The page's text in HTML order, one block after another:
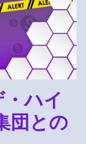
ハイ
団との